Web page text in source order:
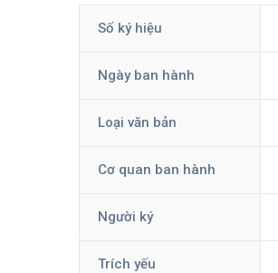
Số ký hiệu
Ngày ban hành
Loại văn bản
Cơ quan ban hành
Người ký
Trích yếu